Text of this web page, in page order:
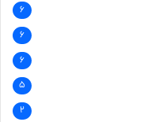
۶
۶
۶
۵
۲